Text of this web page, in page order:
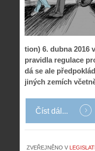
tion) 6. dubna 2016
pravidla regulace
dá se ale
jiných zemích
Číst dál...
ZVEŘEJNĚNO V